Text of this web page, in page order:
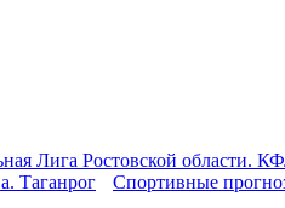
Лига Ростовской области.
Таганрог
Спортивные